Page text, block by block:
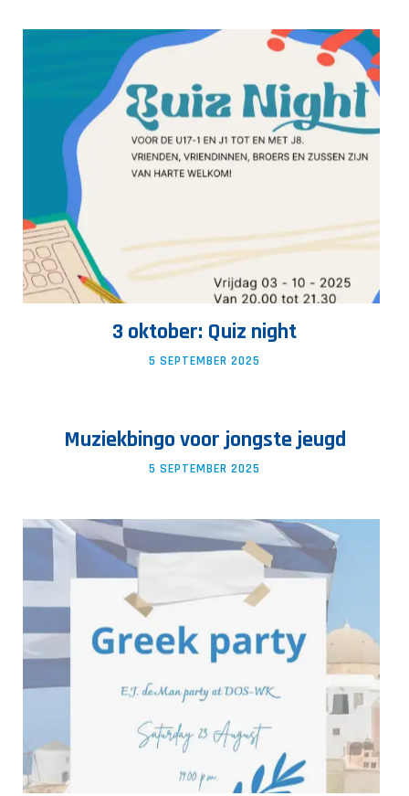
3 oktober: Quiz night
5 SEPTEMBER 2025
Muziekbingo voor jongste jeugd
5 SEPTEMBER 2025